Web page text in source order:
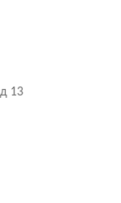
13